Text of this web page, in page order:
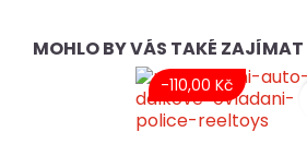
MOHLO BY VÁS TAKÉ ZAJÍMAT
-110,00 Kč